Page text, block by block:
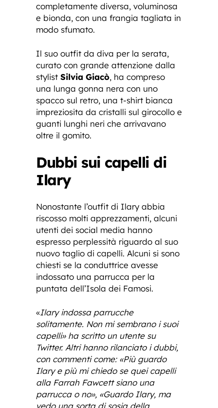
completamente diversa, voluminosa
e bionda, con una frangia tagliata in
modo sfumato.
Il suo outfit da diva per la serata,
curato con grande attenzione dalla
stylist Silvia Giacò, ha compreso
una lunga gonna nera con uno
spacco sul retro, una t-shirt bianca
impreziosita da cristalli sul girocollo e
guanti lunghi neri che arrivavano
oltre il gomito.
Dubbi sui capelli di
Ilary
Nonostante l’outfit di Ilary abbia
riscosso molti apprezzamenti, alcuni
utenti dei social media hanno
espresso perplessità riguardo al suo
nuovo taglio di capelli. Alcuni si sono
chiesti se la conduttrice avesse
indossato una parrucca per la
puntata dell’Isola dei Famosi.
«Ilary indossa parrucche
solitamente. Non mi sembrano i suoi
capelli» ha scritto un utente su
Twitter. Altri hanno rilanciato i dubbi,
con commenti come: «Più guardo
Ilary e più mi chiedo se quei capelli
alla Farrah Fawcett siano una
parrucca o no», «Guardo Ilary, ma
vedo una sorta di sosia della